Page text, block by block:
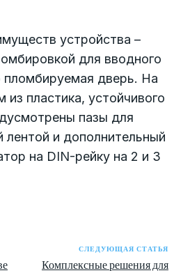
устройства –
для вводного
дверь. На
из пластика, устойчивого
пазы для
лентой и дополнительный
на DIN-рейку на 2 и 3
СЛЕДУЮЩАЯ СТАТЬЯ
Комплексные решения для